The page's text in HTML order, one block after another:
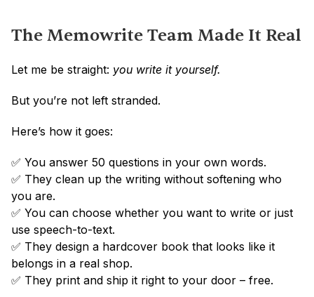
The Memowrite Team Made It Real
Let me be straight: you write it yourself.
But you’re not left stranded.
Here’s how it goes:
✅ You answer 50 questions in your own words.
✅ They clean up the writing without softening who
you are.
✅ You can choose whether you want to write or just
use speech-to-text.
✅ They design a hardcover book that looks like it
belongs in a real shop.
✅ They print and ship it right to your door – free.